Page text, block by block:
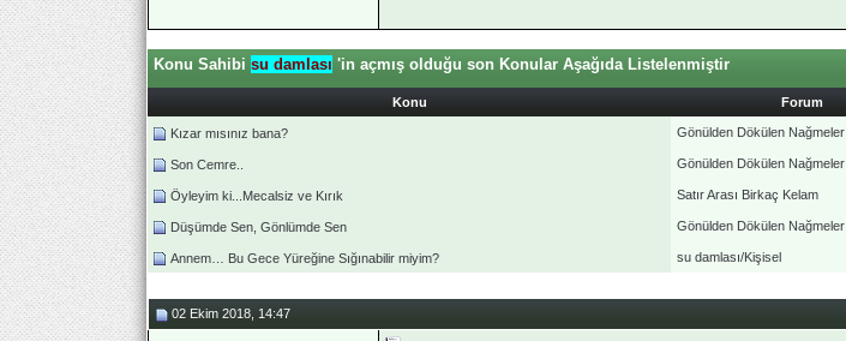
Konu Sahibi su damlası 'in açmış olduğu son Konular Aşağıda Listelenmiştir
Konu Forum
Kızar mısınız bana? Gönülden Dökülen Nağmeler
Son Cemre.. Gönülden Dökülen Nağmeler
Öyleyim ki...Mecalsiz ve Kırık Satır Arası Birkaç Kelam
Düşümde Sen, Gönlümde Sen Gönülden Dökülen Nağmeler
Annem… Bu Gece Yüreğine Sığınabilir miyim? su damlası/Kişisel
02 Ekim 2018, 14:47